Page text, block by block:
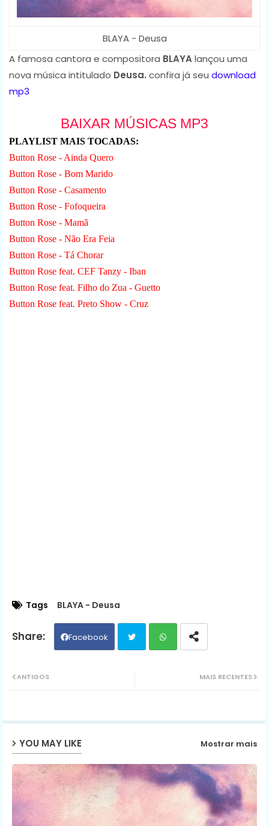
BLAYA - Deusa
A famosa cantora e compositora BLAYAlançou uma
nova música intitulado Deusa. confira já seu download
mp3
BAIXAR MÚSICAS MP3
PLAYLIST MAIS TOCADAS:
Button Rose - Ainda Quero
Button Rose - Bom Marido
Button Rose - Casamento
Button Rose - Fofoqueira
Button Rose - Mamã
Button Rose - Não Era Feia
Button Rose - Tá Chorar
Button Rose feat. CEF Tanzy - Iban
Button Rose feat. Filho do Zua - Guetto
Button Rose feat. Preto Show - Cruz
Tags BLAYA - Deusa
Facebook
ap
MAIS RECENTES
ANTIGOS
YOU MAY LIKE Mostrar mais